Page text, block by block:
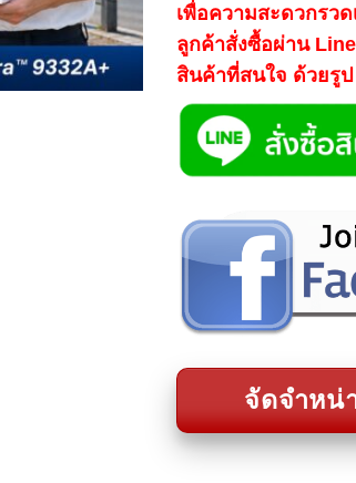
เพื่อความสะดวกรว
ลูกค้าสั่งซื้อผ่าน
สินค้าที่สนใจ ด้วยรู
จัดจำหน่